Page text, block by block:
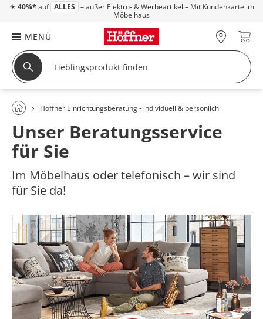
☀ 40%* auf ALLES – außer Elektro- & Werbeartikel – Mit Kundenkarte im
Möbelhaus
MENÜ
Höffner Einrichtungsberatung - individuell & persönlich
Unser Beratungsservice
für Sie
Im Möbelhaus oder telefonisch – wir sind
für Sie da!